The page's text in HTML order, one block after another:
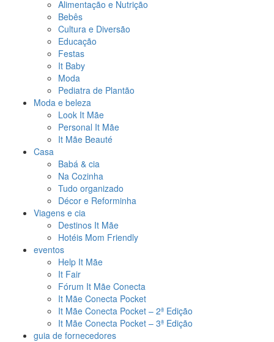
Alimentação e Nutrição
Bebês
Cultura e Diversão
Educação
Festas
It Baby
Moda
Pediatra de Plantão
Moda e beleza
Look It Mãe
Personal It Mãe
It Mãe Beauté
Casa
Babá & cia
Na Cozinha
Tudo organizado
Décor e Reforminha
Viagens e cia
Destinos It Mãe
Hotéis Mom Friendly
eventos
Help It Mãe
It Fair
Fórum It Mãe Conecta
It Mãe Conecta Pocket
It Mãe Conecta Pocket – 2ª Edição
It Mãe Conecta Pocket – 3ª Edição
guia de fornecedores